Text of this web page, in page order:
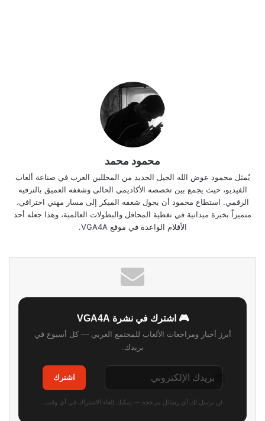
محمود محمد
يُمثل محمود عوض الله الجيل الجديد من المحللين العرب في صناعة ألعاب
الفيديو، حيث يجمع بين تخصصه الأكاديمي الحالي وشغفه العميق بالترفيه
الرقمي. استطاع محمود أن يحول شغفه المبكر إلى مسار مهني احترافي،
متميزاً بخبرة ميدانية في تغطية المحافل والبطولات العالمية، وهذا جعله أحد
الأقلام الواعدة في موقع VGA4A.
🎮 اشترك في نشرة VGA4A
أبرز أخبار ومراجعات الألعاب للمجتمع العربي — كل أسبوع في
بريدك.
اشترك
لن نرسل لك أي رسائل مزعجة — يمكنك إلغاء الاشتراك في أي وقت.